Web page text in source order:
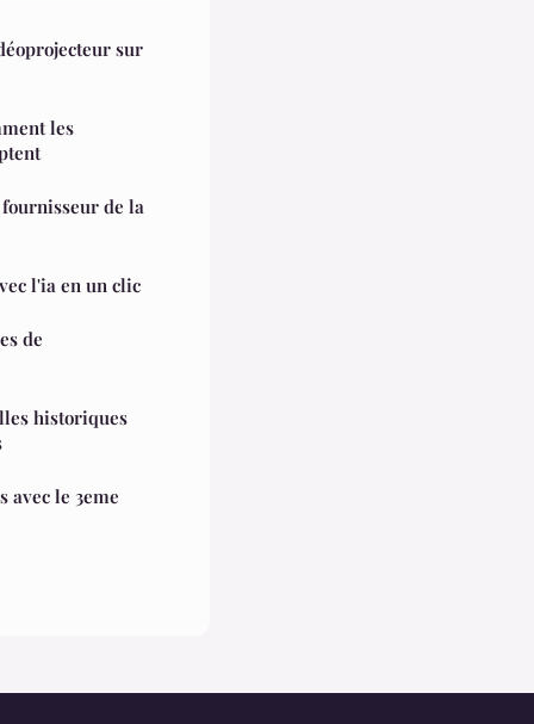
sur
les
de la
l'ia en un clic
de
historiques
avec le 3eme